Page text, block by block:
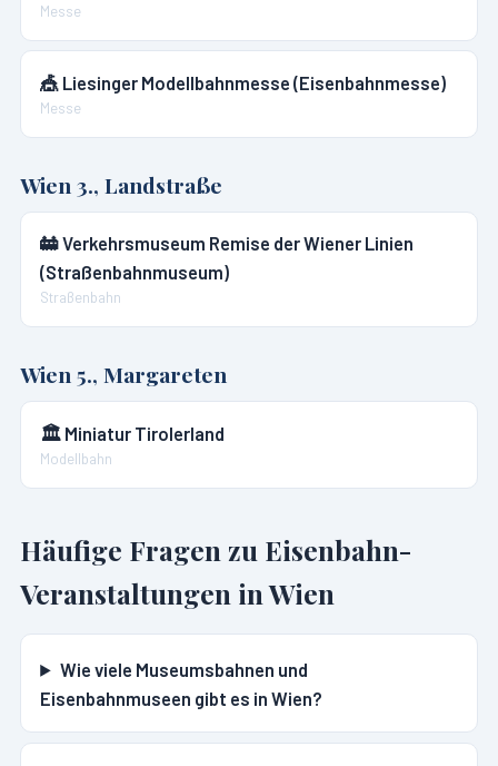
Messe
🎪 Liesinger Modellbahnmesse (Eisenbahnmesse)
Messe
Wien 3., Landstraße
🚋Verkehrsmuseum Remise der Wiener Linien
(Straßenbahnmuseum)
Straßenbahn
Wien 5., Margareten
🏛️ Miniatur Tirolerland
Modellbahn
Häufige Fragen zu Eisenbahn-
Veranstaltungen inWien
Wie viele Museumsbahnen und
Eisenbahnmuseen gibt es in Wien?